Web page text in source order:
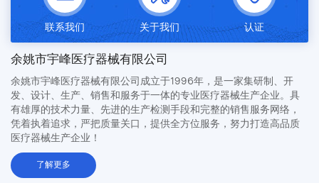
联系我们 关于我们 认证
余姚市宇峰医疗器械有限公司
余姚市宇峰医疗器械有限公司成立于1996年，是一家集研制、开
发、设计、生产、销售和服务于一体的专业医疗器械生产企业。具
有雄厚的技术力量、先进的生产检测手段和完整的销售服务网络，
凭着执着追求，严把质量关口，提供全方位服务，努力打造高品质
医疗器械生产企业！
了解更多